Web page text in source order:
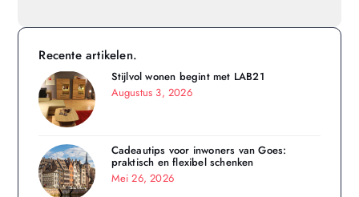
Recente artikelen.
Stijlvol wonen begint met LAB21
Augustus 3, 2026
Cadeautips voor inwoners van Goes:
praktisch en flexibel schenken
Mei 26, 2026